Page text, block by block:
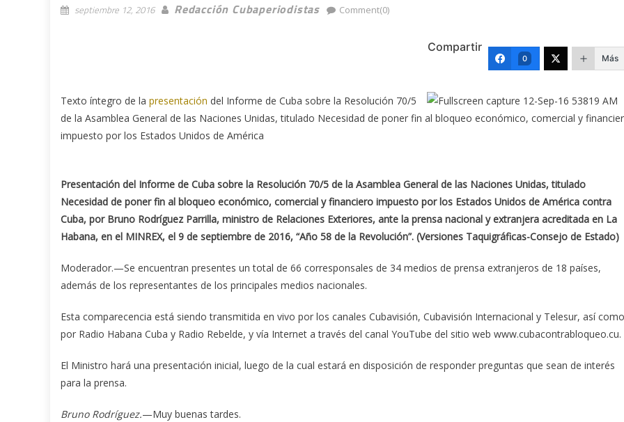
septiembre 12, 2016 Redacción Cubaperiodistas Comment(0)
Compartir
0 Más
Texto íntegro de la presentación del Informe de Cuba sobre la Resolución 70/5
de la Asamblea General de las Naciones Unidas, titulado Necesidad de poner fin al bloqueo económico, comercial y
impuesto por los Estados Unidos de América
Presentación del Informe de Cuba sobre la Resolución 70/5 de la Asamblea General de las Naciones Unidas, titulado
Necesidad de poner fin al bloqueo económico, comercial y financiero impuesto por los Estados Unidos de América contra
Cuba, por Bruno Rodríguez Parrilla, ministro de Re­la­cio­nes Exteriores, ante la prensa nacional y extranjera acre­ditada en La
Habana, en el MINREX, el 9 de septiembre de 2016, “Año 58 de la Revolución”. (Versiones Taquigráficas-Con­sejo de Estado)
Moderador.—Se encuentran presentes un total de 66 corresponsales de 34 medios de prensa extranjeros de 18 países,
además de los representantes de los principales medios nacionales.
Esta comparecencia está siendo transmitida en vivo por los canales Cubavisión, Cubavisión Internacional y Telesur, así como
por Radio Habana Cuba y Radio Rebelde, y vía Internet a través del canal YouTube del sitio web www.cubacontrabloqueo.cu.
El Ministro hará una presentación inicial, luego de la cual estará en disposición de responder preguntas que sean de interés
para la prensa.
Bruno Rodríguez.—Muy buenas tardes.